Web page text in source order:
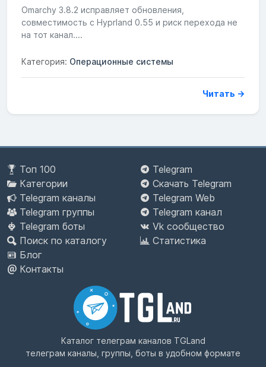
Omarchy 3.8.2 исправляет обновления,
совместимость с Hyprland 0.55 и риск перехода не
на тот канал....
Категория: Операционные системы
Читать →
Топ 100
Категории
Telegram каналы
Telegram группы
Telegram боты
Поиск по каталогу
Блог
Контакты
Telegram
Скачать Telegram
Telegram Web
Telegram канал
Vk сообщество
Статистика
Каталог телеграм каналов TGLand
телеграм каналы, группы, боты в удобном формате